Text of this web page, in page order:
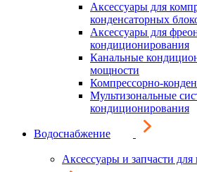
Аксессуары для
конденсаторных
Аксессуары для
кондиционирования
Канальные
мощности
Компрессорно-
Мультизональные
кондиционирования
Водоснабжение
Аксессуары и запчасти для